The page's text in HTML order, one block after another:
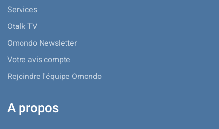
Services
Otalk TV
Omondo Newsletter
Votre avis compte
Rejoindre l'équipe Omondo
A propos